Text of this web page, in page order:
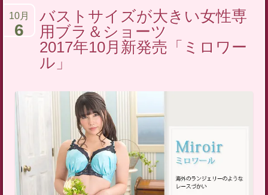
バストサイズが大きい女性専
用ブラ＆ショーツ
2017年10月新発売「ミロワー
ル」
10月
6